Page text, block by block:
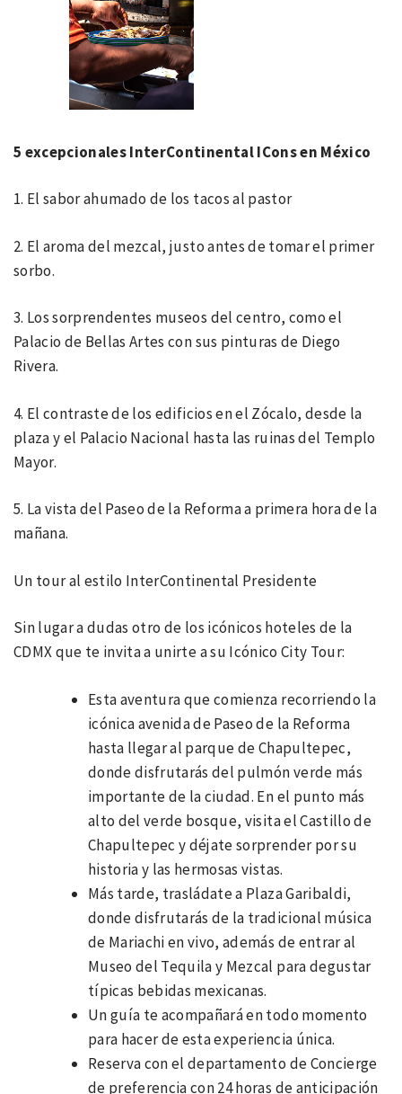
5 excepcionales InterContinental ICons en México
1. El sabor ahumado de los tacos al pastor
2. El aroma del mezcal, justo antes de tomar el primer
sorbo.
3. Los sorprendentes museos del centro, como el
Palacio de Bellas Artes con sus pinturas de Diego
Rivera.
4. El contraste de los edificios en el Zócalo, desde la
plaza y el Palacio Nacional hasta las ruinas del Templo
Mayor.
5. La vista del Paseo de la Reforma a primera hora de la
mañana.
Un tour al estilo InterContinental Presidente
Sin lugar a dudas otro de los icónicos hoteles de la
CDMX que te invita a unirte a su Icónico City Tour:
Esta aventura que comienza recorriendo la
icónica avenida de Paseo de la Reforma
hasta llegar al parque de Chapultepec,
donde disfrutarás del pulmón verde más
importante de la ciudad. En el punto más
alto del verde bosque, visita el Castillo de
Chapultepec y déjate sorprender por su
historia y las hermosas vistas.
Más tarde, trasládate a Plaza Garibaldi,
donde disfrutarás de la tradicional música
de Mariachi en vivo, además de entrar al
Museo del Tequila y Mezcal para degustar
típicas bebidas mexicanas.
Un guía te acompañará en todo momento
para hacer de esta experiencia única.
Reserva con el departamento de Concierge
de preferencia con 24 horas de anticipación